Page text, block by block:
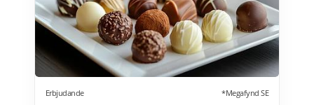
Erbjudande *Megafynd SE